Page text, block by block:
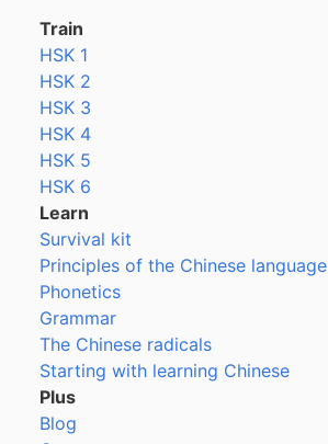
Train
HSK 1
HSK 2
HSK 3
HSK 4
HSK 5
HSK 6
Learn
Survival kit
Principles of the Chinese language
Phonetics
Grammar
The Chinese radicals
Starting with learning Chinese
Plus
Blog